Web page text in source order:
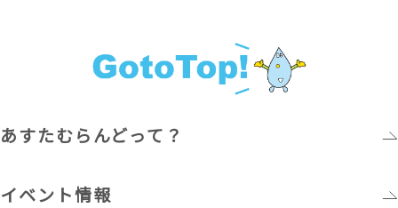
あすたむらんどって？
イベント情報